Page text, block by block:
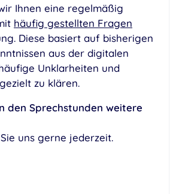
Ihnen eine regelmäßig
häufig gestellten Fragen
Diese basiert auf bisherigen
aus der digitalen
Unklarheiten und
zu klären.
den Sprechstunden weitere
uns gerne jederzeit.